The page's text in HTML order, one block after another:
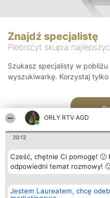
ORŁY RTV AGD
20:12
Cześć, chętnie Ci pomogę! 🙂
odpowiedni temat rozmowy!
Jestem Laureatem, chcę
Znajdź specjalistę
Plebiscyt skupia
Szukasz specjalisty w
wyszukiwarkę. Korzystaj tylko
Organizator plebiscytu
Bright Side Solutions sp. z o.